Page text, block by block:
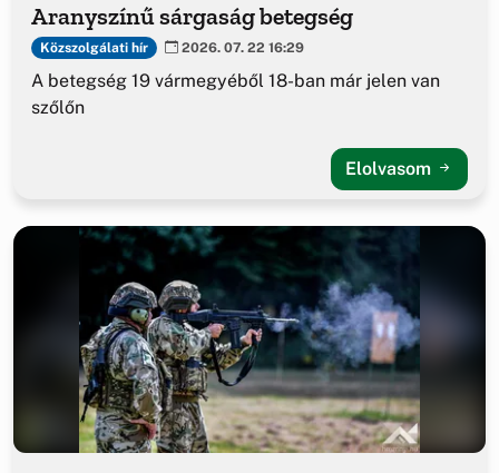
Aranyszínű sárgaság betegség
Közszolgálati hír 2026. 07. 22 16:29
A betegség 19 vármegyéből 18-ban már jelen van
szőlőn
Elolvasom